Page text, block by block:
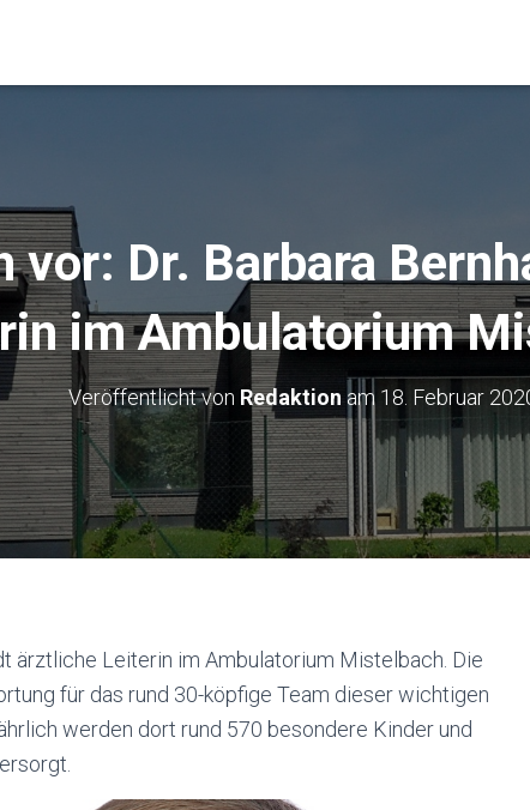
vor: Dr. Barbara
im Ambulatorium
Veröffentlicht von Redaktion am 18. Februar
ärztliche Leiterin im Ambulatorium Mistelbach. Die
für das rund 30-köpfige Team dieser wichtigen
werden dort rund 570 besondere Kinder und